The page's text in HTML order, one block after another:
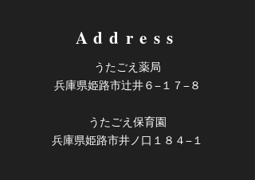
Address
うたごえ薬局
​兵庫県姫路市辻井６−１７−８
うたごえ保育園
​兵庫県姫路市井ノ口１８４−１